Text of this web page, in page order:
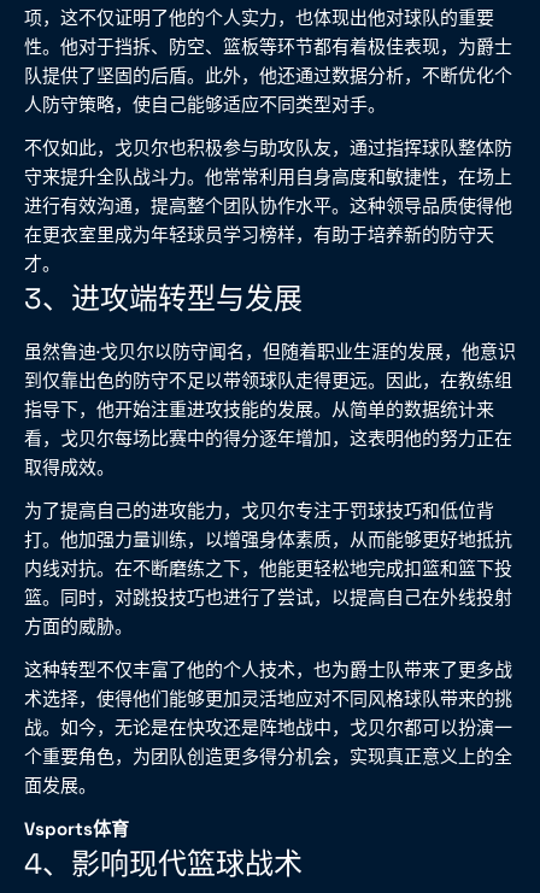
项，这不仅证明了他的个人实力，也体现出他对球队的重要
性。他对于挡拆、防空、篮板等环节都有着极佳表现，为爵士
队提供了坚固的后盾。此外，他还通过数据分析，不断优化个
人防守策略，使自己能够适应不同类型对手。
不仅如此，戈贝尔也积极参与助攻队友，通过指挥球队整体防
守来提升全队战斗力。他常常利用自身高度和敏捷性，在场上
进行有效沟通，提高整个团队协作水平。这种领导品质使得他
在更衣室里成为年轻球员学习榜样，有助于培养新的防守天
才。
3、进攻端转型与发展
虽然鲁迪·戈贝尔以防守闻名，但随着职业生涯的发展，他意识
到仅靠出色的防守不足以带领球队走得更远。因此，在教练组
指导下，他开始注重进攻技能的发展。从简单的数据统计来
看，戈贝尔每场比赛中的得分逐年增加，这表明他的努力正在
取得成效。
为了提高自己的进攻能力，戈贝尔专注于罚球技巧和低位背
打。他加强力量训练，以增强身体素质，从而能够更好地抵抗
内线对抗。在不断磨练之下，他能更轻松地完成扣篮和篮下投
篮。同时，对跳投技巧也进行了尝试，以提高自己在外线投射
方面的威胁。
这种转型不仅丰富了他的个人技术，也为爵士队带来了更多战
术选择，使得他们能够更加灵活地应对不同风格球队带来的挑
战。如今，无论是在快攻还是阵地战中，戈贝尔都可以扮演一
个重要角色，为团队创造更多得分机会，实现真正意义上的全
面发展。
Vsports体育
4、影响现代篮球战术